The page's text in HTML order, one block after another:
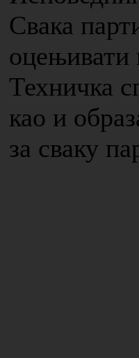
Свака
оцењивати
Техничка
као и
за сваку